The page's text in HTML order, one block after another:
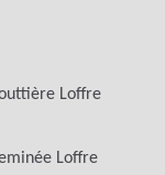
Loffre
Loffre